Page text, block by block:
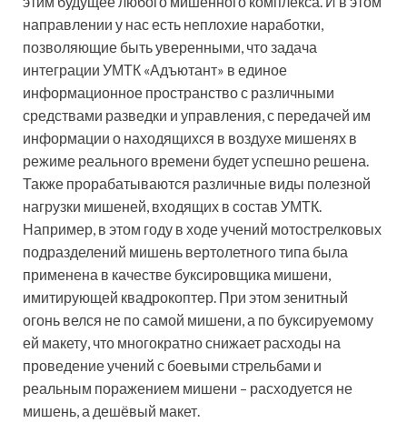
направлении у нас есть неплохие наработки,
позволяющие быть уверенными, что задача
интеграции УМТК «Адъютант» в единое
информационное пространство с различными
средствами разведки и управления, с передачей им
информации о находящихся в воздухе мишенях в
режиме реального времени будет успешно решена.
Также прорабатываются различные виды полезной
нагрузки мишеней, входящих в состав УМТК.
Например, в этом году в ходе учений мотострелковых
подразделений мишень вертолетного типа была
применена в качестве буксировщика мишени,
имитирующей квадрокоптер. При этом зенитный
огонь велся не по самой мишени, а по буксируемому
ей макету, что многократно снижает расходы на
проведение учений с боевыми стрельбами и
реальным поражением мишени – расходуется не
мишень, а дешёвый макет.